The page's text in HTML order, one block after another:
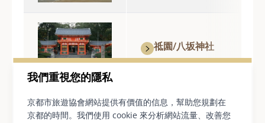
我們重視您的隱私
京都市旅遊協會網站提供有價值的信息，幫助您規劃在
京都的時間。我們使用 cookie 來分析網站流量、改善您
祗園/八坂神社
嵯峨·嵐山地區